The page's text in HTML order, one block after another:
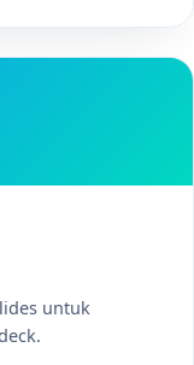
untuk